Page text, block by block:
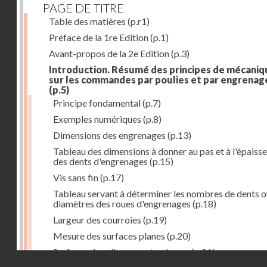
PAGE DE TITRE
Table des matières (p.r1)
Préface de la 1re Edition(p.1)
Avant-propos de la 2e Edition(p.3)
Introduction. Résumé des principes de
sur les commandes par poulies et par
(p.5)
Principe fondamental(p.7)
Exemples numériques (p.8)
Dimensions des engrenages (p.13)
Tableau des dimensions à donner au pas et à
des dents d'engrenages (p.15)
Vis sans fin(p.17)
Tableau servant à déterminer les nombres de dents
diamètres des roues d'engrenages (p.18)
Largeur des courroies (p.19)
Mesure des surfaces planes (p.20)
Surfaces dans l'espace et volumes(p.21)